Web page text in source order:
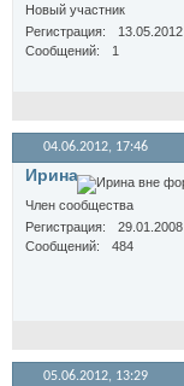
Новый участник
Регистрация
13.05.2012
Сообщений
1
04.06.2012, 17:46
Иринa
Член сообщества
Регистрация
29.01.2008
Сообщений
484
05.06.2012, 13:29